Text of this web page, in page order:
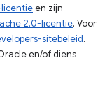
en zijn
2.0-licentie. Voor
sitebeleid.
en/of diens